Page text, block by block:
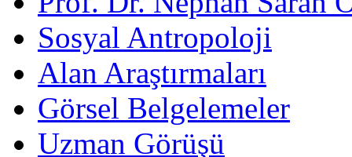
Sosyal Antropoloji
Alan Araştırmaları
Görsel Belgelemeler
Uzman Görüşü